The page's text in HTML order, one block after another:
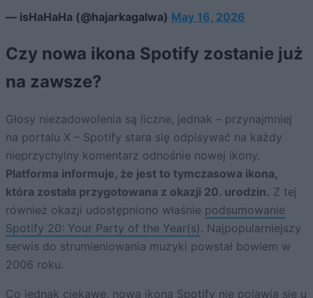
— isHaHaHa (@hajarkagalwa) May 16, 2026
Czy nowa ikona Spotify zostanie już
na zawsze?
Głosy niezadowolenia są liczne, jednak – przynajmniej
na portalu X – Spotify stara się odpisywać na każdy
nieprzychylny komentarz odnośnie nowej ikony.
Platforma informuje, że jest to tymczasowa ikona,
która została przygotowana z okazji 20. urodzin. Z tej
również okazji udostępniono właśnie podsumowanie
Spotify 20: Your Party of the Year(s) . Najpopularniejszy
serwis do strumieniowania muzyki powstał bowiem w
2006 roku.
Co jednak ciekawe, nowa ikona Spotify nie pojawia się u